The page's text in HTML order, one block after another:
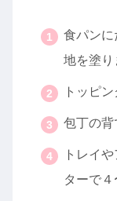
食パンに
地を塗り
トッピ
包丁の背
トレイ
ターで４